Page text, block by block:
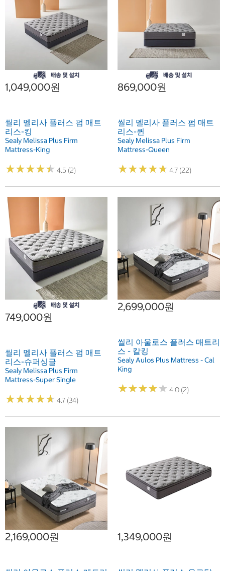
1,049,000원
씰리 멜리사 플러스 펌 매트
리스-킹
Sealy Melissa Plus Firm
Mattress-King
★★★★★
★★★★★ 4.5 (2)
869,000원
씰리 멜리사 플러스 펌 매트
리스-퀸
Sealy Melissa Plus Firm
Mattress-Queen
★★★★★
★★★★★ 4.7 (22)
749,000원
씰리 멜리사 플러스 펌 매트
리스-슈퍼싱글
Sealy Melissa Plus Firm
Mattress-Super Single
★★★★★
★★★★★ 4.7 (34)
2,699,000원
씰리 아울로스 플러스 매트리
스 - 칼킹
Sealy Aulos Plus Mattress - Cal
King
★★★★★
★★★★★ 4.0 (2)
2,169,000원 1,349,000원